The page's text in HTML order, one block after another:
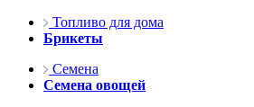
Топливо для дома
Брикеты
Семена
Семена овощей